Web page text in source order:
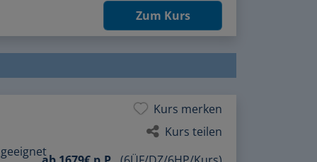
Zum Kurs
Kurs merken
Kurs teilen
ab 1679€ p.P.
(6ÜF/DZ/6HP/Kurs)